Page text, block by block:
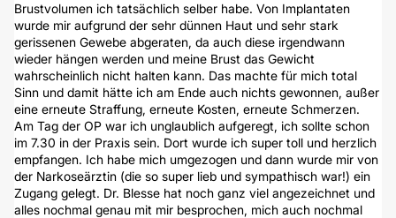
Brustvolumen ich tatsächlich selber habe. Von Implantaten
wurde mir aufgrund der sehr dünnen Haut und sehr stark
gerissenen Gewebe abgeraten, da auch diese irgendwann
wieder hängen werden und meine Brust das Gewicht
wahrscheinlich nicht halten kann. Das machte für mich total
Sinn und damit hätte ich am Ende auch nichts gewonnen, außer
eine erneute Straffung, erneute Kosten, erneute Schmerzen.
Am Tag der OP war ich unglaublich aufgeregt, ich sollte schon
im 7.30 in der Praxis sein. Dort wurde ich super toll und herzlich
empfangen. Ich habe mich umgezogen und dann wurde mir von
der Narkoseärztin (die so super lieb und sympathisch war!) ein
Zugang gelegt. Dr. Blesse hat noch ganz viel angezeichnet und
alles nochmal genau mit mir besprochen, mich auch nochmal